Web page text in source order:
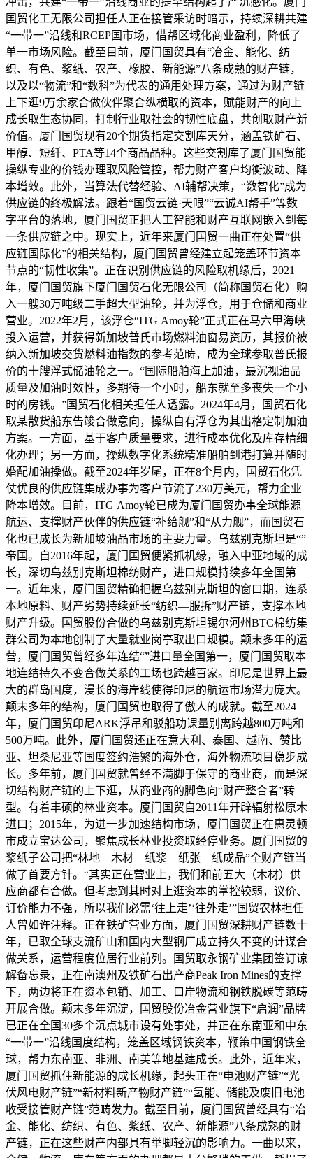
国贸化工无限公司担任人正在接管采访时暗示，持续深耕共建
“一带一”沿线和RCEP国市场，借帮区域化商业盈利，降低了
单一市场风险。截至目前，厦门国贸具有“冶金、能化、纺
织、有色、浆纸、农产、橡胶、新能源”八条成熟的财产链，
以及以“物流”和“数科”为代表的通用处理方案，通过为财产链
上下逛9万余家合做伙伴聚合纵横取的资本，赋能财产的向上
成长取生态协同，打制行业取社会的韧性底盘，共创取财产新
价值。厦门国贸现有20个期货指定交割库天分，涵盖铁矿石、
甲醇、短纤、PTA等14个商品品种。这些交割库了厦门国贸能
操纵专业的价钱办理取风险管控，帮力财产客户均衡波动、降
本增效。此外，当算法代替经验、AI辅帮决策，“数智化”成为
供应链的终极解法。跟着“国贸云链·天眼”“云诚AI帮手”等数
字平台的落地，厦门国贸正把人工智能和财产互联网嵌入到每
一条供应链之中。现实上，近年来厦门国贸一曲正在处置“供
应链国际化”的相关结构，厦门国贸曾经建立起笼盖环节资本
节点的“韧性收集”。正在识别供应链的风险取机缘后，2021
年，厦门国贸旗下厦门国贸石化无限公司（简称国贸石化）购
入一艘30万吨级二手超大型油轮，并为浮仓，用于仓储和商业
营业。2022年2月，该浮仓“ITG Amoy轮”正式正在马六甲海峡
投入运营，并获得新加坡普氏市场燃料油窗易资历，其报价被
纳入新加坡交货燃料油指数的参考范畴，成为全球参取普氏报
价的十艘浮式储油轮之一。“国际船舶海上加油，最沉视油品
质量及加油时效性，多期待一个小时，船东就至多丧失一个小
时的房钱。”国贸石化相关担任人透露。2024年4月，国贸石化
取某散货船东告竣合做意向，操纵自有浮仓为其出格定制加油
方案。一方面，基于客户质量要求，进行成本优化及库存精细
化办理；另一方面，操纵数字化系统精准船舶到港打算并随时
婚配加油操做。截至2024年岁尾，正在8个月内，国贸石化凭
仗优良的供应链集成办事为客户节流了230万美元，帮力企业
降本增效。目前，ITG Amoy轮已成为厦门国贸办事全球能源
航运、支撑财产伙伴的供应链“补给舰”和“从力舰”，而国贸石
化也已成长为新加坡油品市场的主要力量。乌兹别克斯坦是“”
帝国。自2016年起，厦门国贸便紧抓机缘，融入中亚地域的成
长，深切乌兹别克斯坦棉纺财产，进口规模持续多年全国第
一。近年来，厦门国贸精确把握乌兹别克斯坦的窗口期，连系
本地原料、财产劣势持续延长“纺织—服拆”财产链，支撑本地
财产升级。国贸股份合做的乌兹别克斯坦锡尔河州BTC棉纺集
群公司为本地创制了大量就业岗亭取出口规模。颠末多年的运
营，厦门国贸曾经多年连结“”进口量全国第一，厦门国贸取本
地连结持久不变合做关系的工场也跨越百家。印尼是世界上最
大的群岛国度，漫长的海岸线使得印尼的航运市场潜力庞大。
颠末多年的结构，厦门国贸也取得了傲人的成就。截至2024
年，厦门国贸印尼ARK浮吊和驳船功课量别离跨越800万吨和
500万吨。此外，厦门国贸还正在意大利、泰国、越南、赞比
亚、坦桑尼亚等国度签约浩繁的海外仓，海外物流项目稳步成
长。多年前，厦门国贸就曾经不满脚于保守的商业商，而是深
切结构财产链的上下逛，从商业商的脚色向“财产整合者”转
型。有着丰硕的林业资本。厦门国贸自2011年开辟辐射松原木
进口；2015年，为进一步加速结构市场，厦门国贸正在惠灵顿
市成立宝达公司，聚焦成长林业投资取经停业务。厦门国贸的
浆纸子公司把“林地—木材—纸浆—纸张—纸成品”全财产链当
做了首要方针。“其实正在营业上，我们和前五大（木材）供
应商都有合做。但考虑到其时对上逛资本的掌控较弱，议价、
订价能力不强，所以我们必需‘往上走’‘往外走’”国贸农林担任
人曾如许注释。正在铁矿营业方面，厦门国贸深耕财产链数十
年，已取全球支流矿山和国内大型钢厂成立持久不变的计谋合
做关系，运营程度位居行业前列。国贸取永钢矿业集团签订谅
解备忘录，正在南澳州及铁矿石出产商Peak Iron Mines的支撑
下，两边将正在资本包销、加工、口岸物流和钢铁脱碳等范畴
开展合做。颠末多年沉淀，国贸股份冶金营业旗下“启润”品牌
已正在全国30多个沉点城市设有处事处，并正在东南亚和中东
“一带一”沿线国度结构，笼盖区域钢铁资本，鞭策中国钢铁全
球，帮力东南亚、非洲、南美等地基建成长。此外，近年来，
厦门国贸抓住新能源的成长机缘，起头正在“电池财产链”“光
伏风电财产链”“新材料新产物财产链”“氢能、储能及废旧电池
收受接管财产链”范畴发力。截至目前，厦门国贸曾经具有“冶
金、能化、纺织、有色、浆纸、农产、新能源”八条成熟的财
产链，正在这些财产内部具有举脚轻沉的影响力。一曲以来，